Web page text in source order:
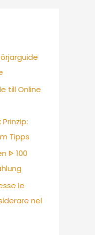
till Online
Tipps
ᐈ 100
le
nel